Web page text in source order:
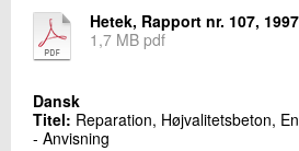
Hetek, Rapport nr. 107, 1997
1,7 MB pdf
Dansk
Titel: Reparation, Højvalitetsbeton,
- Anvisning